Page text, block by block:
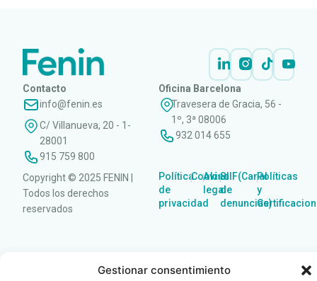
Gestionar consentimiento
Contacto
info@fenin.es
C/ Villanueva, 20 - 1-
28001
915 759 800
Oficina Barcelona
Travesera de Gracia, 56 -
1º, 3ª 08006
932 014 655
Copyright © 2025 FENIN |
Todos los derechos
reservados
Política
de
privacidad
|Cookies
|Aviso
legal
|SIIF(Canal
de
denuncias)
|Políticas
y